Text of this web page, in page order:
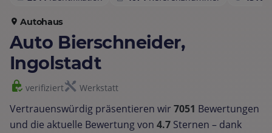
Autohaus
Auto Bierschneider,
Ingolstadt
verifiziert Werkstatt
Vertrauenswürdig präsentieren wir7051 Bewertungen
und die aktuelle Bewertung von 4.7 Sternen – dank